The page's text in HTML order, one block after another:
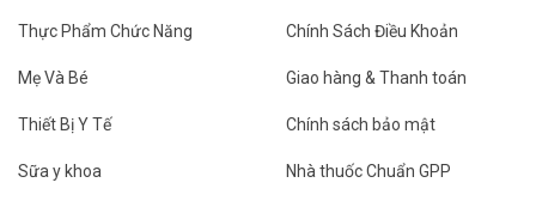
Thực Phẩm Chức Năng
Mẹ Và Bé
Thiết Bị Y Tế
Sữa y khoa
Chính Sách Điều Khoản
Giao hàng & Thanh toán
Chính sách bảo mật
Nhà thuốc Chuẩn GPP